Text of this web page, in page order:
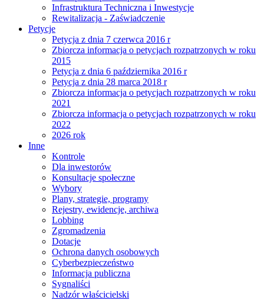
Infrastruktura Techniczna i Inwestycje
Rewitalizacja - Zaświadczenie
Petycje
Petycja z dnia 7 czerwca 2016 r
Zbiorcza informacja o petycjach rozpatrzonych w roku
2015
Petycja z dnia 6 października 2016 r
Petycja z dnia 28 marca 2018 r
Zbiorcza informacja o petycjach rozpatrzonych w roku
2021
Zbiorcza informacja o petycjach rozpatrzonych w roku
2022
2026 rok
Inne
Kontrole
Dla inwestorów
Konsultacje społeczne
Wybory
Plany, strategie, programy
Rejestry, ewidencje, archiwa
Lobbing
Zgromadzenia
Dotacje
Ochrona danych osobowych
Cyberbezpieczeństwo
Informacja publiczna
Sygnaliści
Nadzór właścicielski